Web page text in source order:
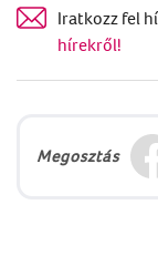
Iratkozz fel
hírekről!
Megosztás